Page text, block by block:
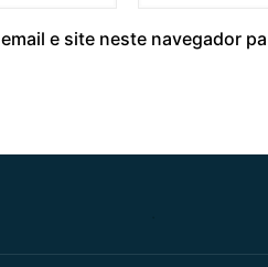
e site neste navegador